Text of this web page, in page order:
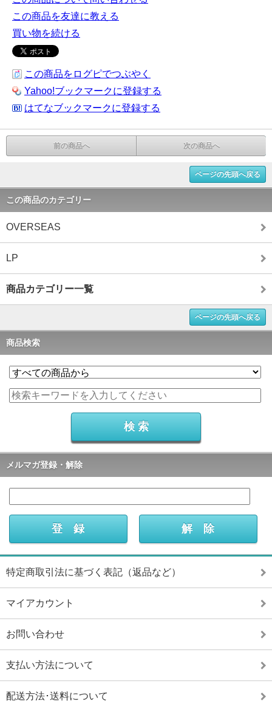
この商品を友達に教える
買い物を続ける
この商品をログピでつぶやく
Yahoo!ブックマークに登録する
はてなブックマークに登録する
前の商品へ 次の商品へ
ページの先頭へ戻る
この商品のカテゴリー
OVERSEAS
LP
商品カテゴリー一覧
ページの先頭へ戻る
商品検索
メルマガ登録・解除
特定商取引法に基づく表記（返品など）
マイアカウント
お問い合わせ
支払い方法について
配送方法･送料について